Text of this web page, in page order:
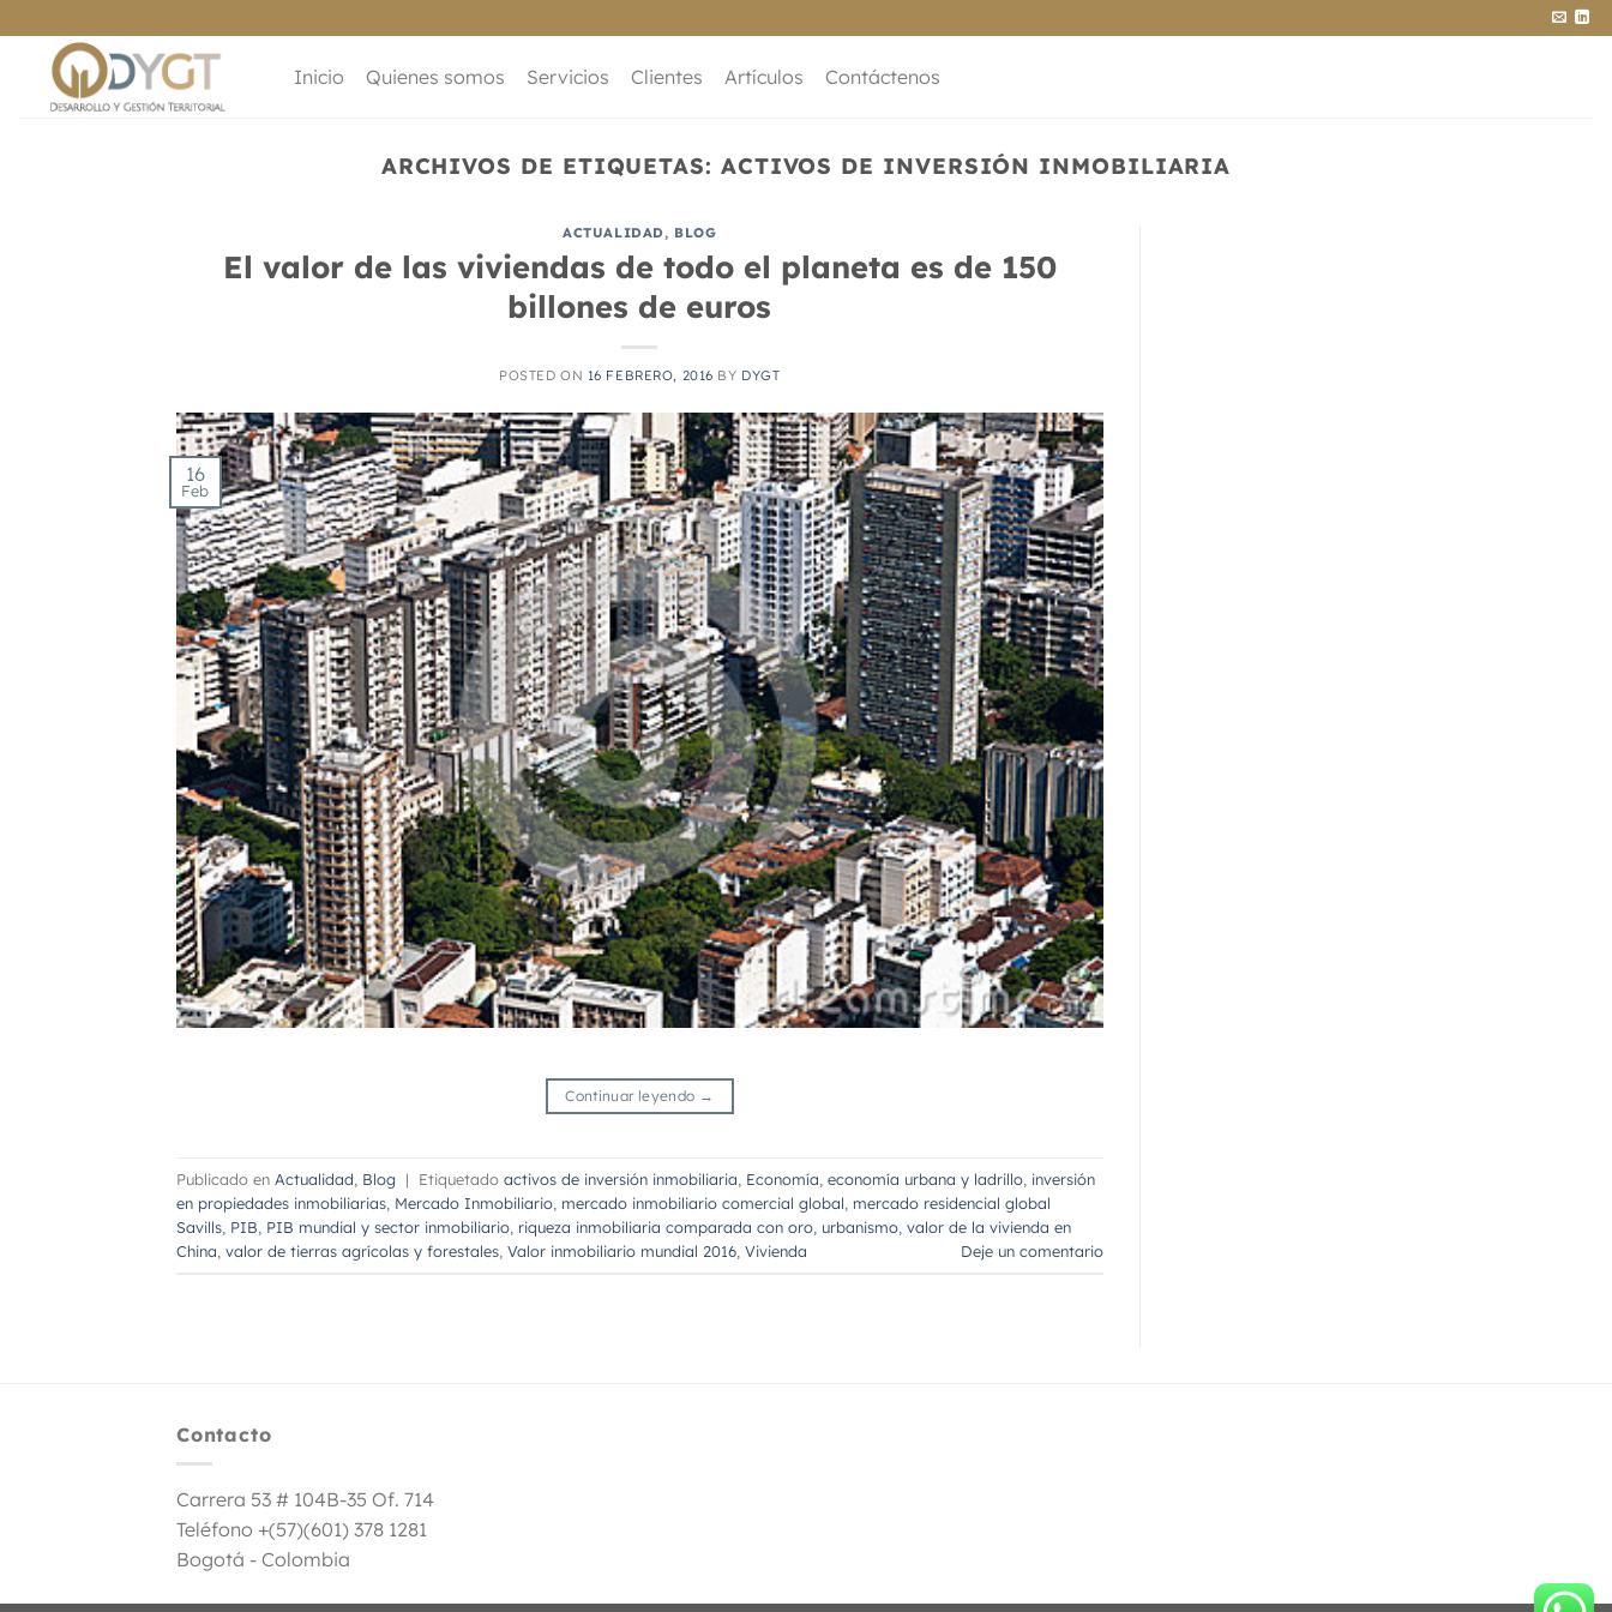
al
contenido
Inicio Quienes somos Servicios Clientes Artículos Contáctenos
ARCHIVOS DE ETIQUETAS: ACTIVOS DE INVERSIÓN INMOBILIARIA
ACTUALIDAD, BLOG
El valor de las viviendas de todo el planeta es de 150
billones de euros
POSTED ON 16 FEBRERO, 2016 BY DYGT
16
Feb
Continuar leyendo →
Publicado en Actualidad Blog | Etiquetado activos de inversión inmobiliaria Economía economía urbana y ladrillo inversión
en propiedades inmobiliarias Mercado Inmobiliario mercado inmobiliario comercial global mercado residencial global
Savills PIB PIB mundial y sector inmobiliario riqueza inmobiliaria comparada con oro urbanismo valor de la vivienda en
China valor de tierras agrícolas y forestales Valor inmobiliario mundial 2016 Vivienda Deje un comentario
Contacto
Carrera 53 # 104B-35 Of. 714
Teléfono +(57)(601) 378 1281
Bogotá - Colombia